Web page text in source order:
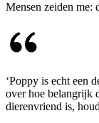
Mensen zeiden me:
‘Poppy is echt een
over hoe belangrijk
dierenvriend is,